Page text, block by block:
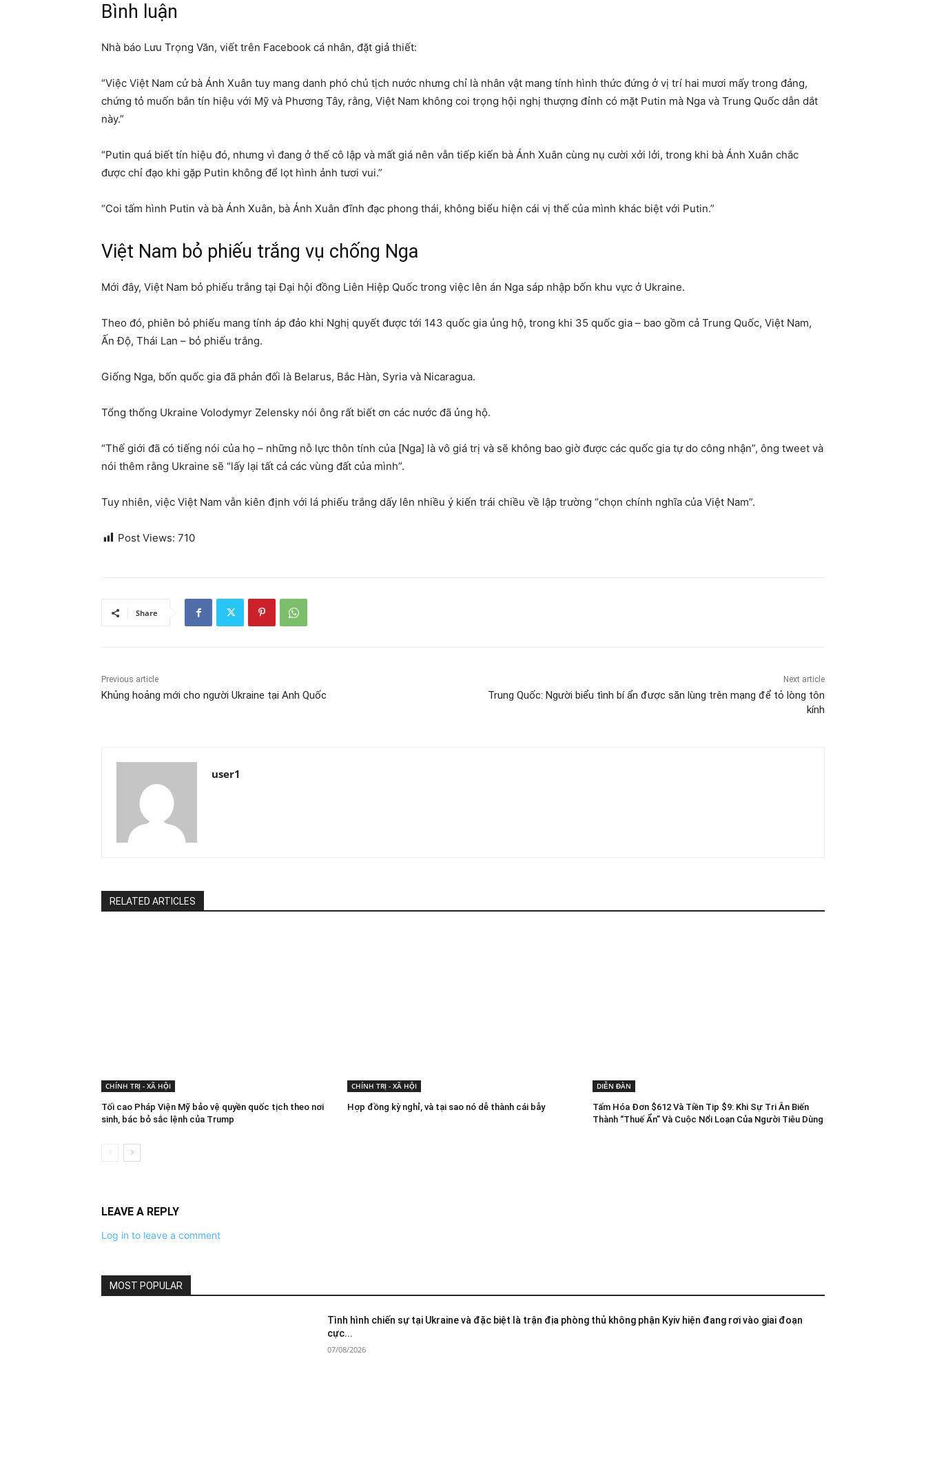
B ình luận
Nhà báo Lưu Trọng Văn, viết trên Facebook cá nhân, đặt giả thiết:
“Việc Việt Nam cử bà Ánh Xuân tuy mang danh phó chủ tịch nước nhưng chỉ là nhân vật mang tính hình thức đứng ở vị trí hai mươi mấy trong đảng,
chứng tỏ muốn bắn tín hiệu với Mỹ và Phương Tây, rằng, Việt Nam không coi trọng hội nghị thượng đỉnh có mặt Putin mà Nga và Trung Quốc dẫn dắt
này.”
“Putin quá biết tín hiệu đó, nhưng vì đang ở thế cô lập và mất giá nên vẫn tiếp kiến bà Ánh Xuân cùng nụ cười xởi lởi, trong khi bà Ánh Xuân chắc
được chỉ đạo khi gặp Putin không để lọt hình ảnh tươi vui.”
“Coi tấm hình Putin và bà Ánh Xuân, bà Ánh Xuân đĩnh đạc phong thái, không biểu hiện cái vị thế của mình khác biệt với Putin.”
Việt Nam bỏ phiếu trắng vụ chống Nga
M ới đây, Việt Nam bỏ phiếu trắng tại Đại hội đồng Liên Hiệp Quốc trong việc lên án Nga sáp nhập bốn khu vực ở Ukraine.
Theo đó, phiên bỏ phiếu mang tính áp đảo khi Nghị quyết được tới 143 quốc gia ủng hộ, trong khi 35 quốc gia – bao gồm cả Trung Quốc, Việt Nam,
Ấn Độ, Thái Lan – bỏ phiếu trắng.
Giống Nga, bốn quốc gia đã phản đối là Belarus, Bắc Hàn, Syria và Nicaragua.
Tổng thống Ukraine Volodymyr Zelensky nói ông rất biết ơn các nước đã ủng hộ.
“Thế giới đã có tiếng nói của họ – những nỗ lực thôn tính của [Nga] là vô giá trị và sẽ không bao giờ được các quốc gia tự do công nhận”, ông tweet và
nói thêm rằng Ukraine sẽ “lấy lại tất cả các vùng đất của mình”.
Tuy nhiên, việc Việt Nam vẫn kiên định với lá phiếu trắng dấy lên nhiều ý kiến trái chiều về lập trường “chọn chính nghĩa của Việt Nam”.
Post Views: 710
Share
Previous article
Khủng hoảng mới cho người Ukraine tại Anh Quốc
Next article
Trung Quốc: Người biểu tình bí ẩn được săn lùng trên mạng để tỏ lòng tôn
kính
user1
RELATED ARTICLES
CHÍNH TRỊ - XÃ HỘI
Tối cao Pháp Viện Mỹ bảo vệ quyền quốc tịch theo nơi
sinh, bác bỏ sắc lệnh của Trump
CHÍNH TRỊ - XÃ HỘI
Hợp đồng kỳ nghỉ, và tại sao nó dễ thành cái bẫy
DIỄN ĐÀN
Tấm Hóa Đơn $612 Và Tiền Tip $9: Khi Sự Tri Ân Biến
Thành “Thuế Ẩn” Và Cuộc Nổi Loạn Của Người Tiêu Dùng
LEAVE A REPLY
Log in to leave a comment
MOST POPULAR
Tình hình chiến sự tại Ukraine và đặc biệt là trận địa phòng thủ không phận Kyiv hiện đang rơi vào giai đoạn
cực...
07/08/2026